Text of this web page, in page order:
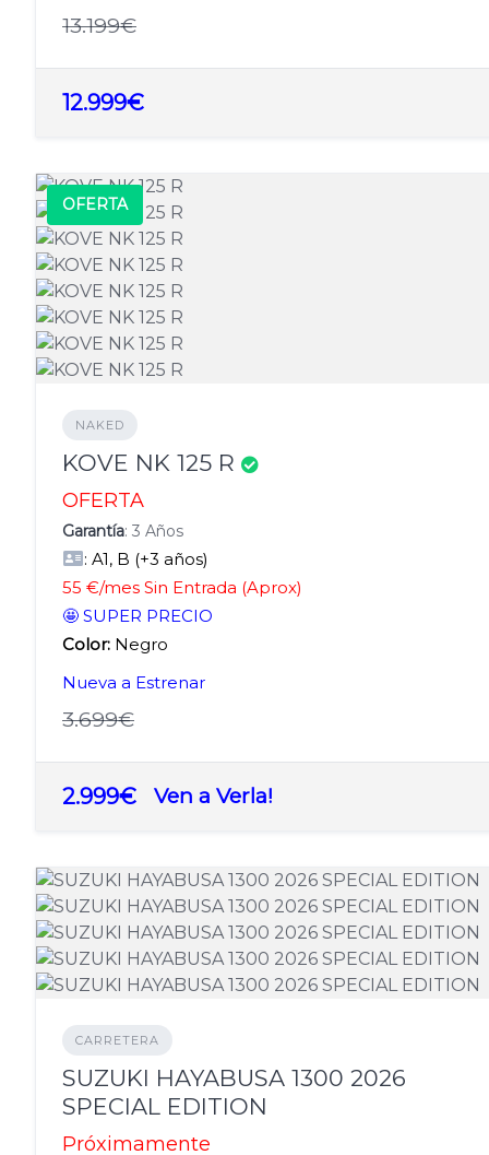
13.199€
12.999€
OFERTA
NAKED
KOVE NK 125 R
OFERTA
Garantía: 3 Años
: A1, B (+3 años)
55 €/mes Sin Entrada (Aprox)
🤩 SUPER PRECIO
Color: Negro
Nueva a Estrenar
3.699€
2.999€ Ven a Verla!
CARRETERA
SUZUKI HAYABUSA 1300 2026
SPECIAL EDITION
Próximamente